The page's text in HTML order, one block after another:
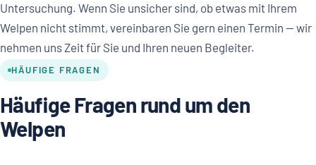
Untersuchung. Wenn Sie unsicher sind, ob etwas mit Ihrem
Welpen nicht stimmt, vereinbaren Sie gern einen Termin — wir
nehmen uns Zeit für Sie und Ihren neuen Begleiter.
HÄUFIGE FRAGEN
Häufige Fragen rund um den
Welpen